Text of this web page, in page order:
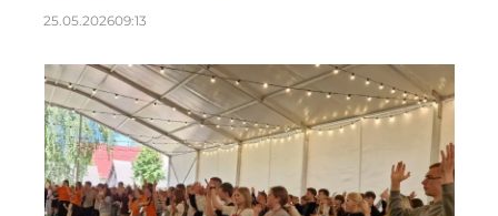
25.05.202609:13